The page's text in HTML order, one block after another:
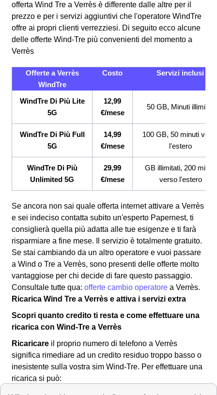
offerta Wind Tre a Verrès è differente dalle altre per il
prezzo e per i servizi aggiuntivi che l'operatore WindTre
offre ai propri clienti verrezziesi. Di seguito ecco alcune
delle offerte Wind-Tre più convenienti del momento a
Verrès
Offerte a Verrès
WindTre
Costo Servizi inclusi
WindTre Di Più Lite
5G
12,99
€/mese
50 GB, Minuti illimitati
WindTre Di Più Full
5G
14,99
€/mese
100 GB, 50 minuti
l'estero
WindTre Di Più
Unlimited 5G
29,99
€/mese
GB illimitati, 200 minuti
verso l'estero
Se ancora non sai quale offerta internet attivare a Verrès
e sei indeciso contatta subito un'esperto Papernest, ti
consiglierà quella più adatta alle tue esigenze e ti farà
risparmiare a fine mese. Il servizio è totalmente gratuito.
Se stai cambiando da un altro operatore e vuoi passare
a Wind o Tre a Verrès, sono presenti delle offerte molto
vantaggiose per chi decide di fare questo passaggio.
Consultale tutte qua: offerte cambio operatore a Verrès.
Ricarica Wind Tre a Verrès e attiva i servizi extra
Scopri quanto credito ti resta e come effettuare una
ricarica con Wind-Tre a Verrès
Ricaricare il proprio numero di telefono a Verrès
significa rimediare ad un credito residuo troppo basso o
inesistente sulla vostra sim Wind-Tre. Per effettuare una
ricarica si può: